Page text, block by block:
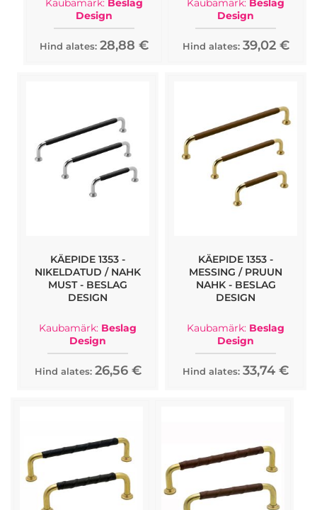
Kaubamärk: Beslag
Design
Hind alates: 28,88 €
Kaubamärk: Beslag
Design
Hind alates: 39,02 €
KÄEPIDE 1353 -
NIKELDATUD / NAHK
MUST - BESLAG
DESIGN
Kaubamärk: Beslag
Design
Hind alates: 26,56 €
KÄEPIDE 1353 -
MESSING / PRUUN
NAHK - BESLAG
DESIGN
Kaubamärk: Beslag
Design
Hind alates: 33,74 €